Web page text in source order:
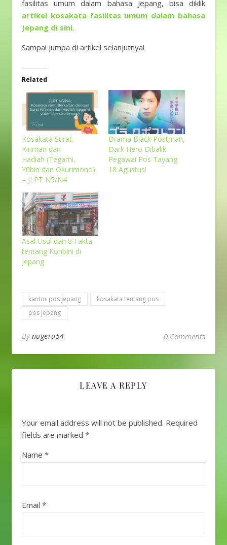
fasilitas umum dalam bahasa Jepang, bisa diklik
artikel kosakata fasilitas umum dalam bahasa
Jepang di sini.
Sampai jumpa di artikel selanjutnya!
Related
Kosakata Surat,
Kiriman dan
Hadiah (Tegami,
Yūbin dan Okurimono)
– JLPT N5/N4
Drama Black Postman,
Dark Hero Dibalik
Pegawai Pos Tayang
18 Agustus!
Asal Usul dan 8 Fakta
tentang Konbini di
Jepang
kantor pos jepang
kosakata tentang pos
pos jepang
By nugeru54 0 Comments
LEAVE A REPLY
Your email address will not be published. Required
fields are marked *
Name *
Email *